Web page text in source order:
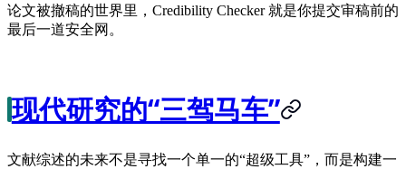
论文被撤稿的世界里，Credibility Checker 就是你提交审稿前的
最后一道安全网。
现代研究的“三驾马车”
文献综述的未来不是寻找一个单一的“超级工具”，而是构建一